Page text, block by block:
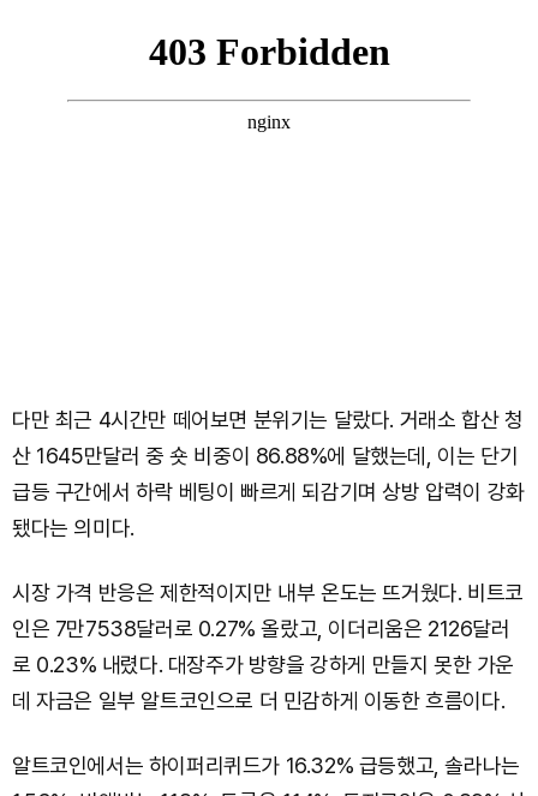
다만 최근 4시간만 떼어보면 분위기는 달랐다. 거래소 합산 청
산 1645만달러 중 숏 비중이 86.88%에 달했는데, 이는 단기
급등 구간에서 하락 베팅이 빠르게 되감기며 상방 압력이 강화
됐다는 의미다.
시장 가격 반응은 제한적이지만 내부 온도는 뜨거웠다. 비트코
인은 7만7538달러로 0.27% 올랐고, 이더리움은 2126달러
로 0.23% 내렸다. 대장주가 방향을 강하게 만들지 못한 가운
데 자금은 일부 알트코인으로 더 민감하게 이동한 흐름이다.
알트코인에서는 하이퍼리퀴드가 16.32% 급등했고, 솔라나는